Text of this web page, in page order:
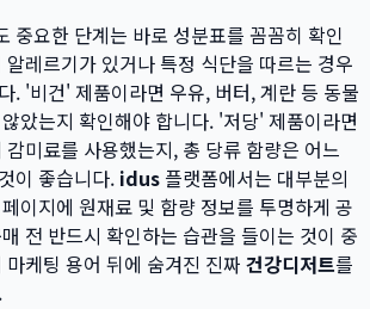
중요한 단계는 바로 성분표를 꼼꼼히 확인
레르기가 있거나 특정 식단을 따르는 경우
. '비건' 제품이라면 우유, 버터, 계란 등 동물
았는지 확인해야 합니다. '저당' 제품이라면
미료를 사용했는지, 총 당류 함량은 어느
이 좋습니다. idus 플랫폼에서는 대부분의
이지에 원재료 및 함량 정보를 투명하게 공
전 반드시 확인하는 습관을 들이는 것이 중
케팅 용어 뒤에 숨겨진 진짜 건강디저트를